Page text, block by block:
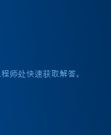
师处快速获取解答。